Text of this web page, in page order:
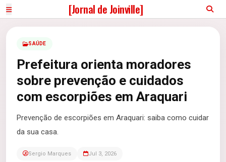
[Jornal de Joinville]
SAÚDE
Prefeitura orienta moradores
sobre prevenção e cuidados
com escorpiões em Araquari
Prevenção de escorpiões em Araquari: saiba como cuidar
da sua casa.
Sergio Marques Jul 3, 2026